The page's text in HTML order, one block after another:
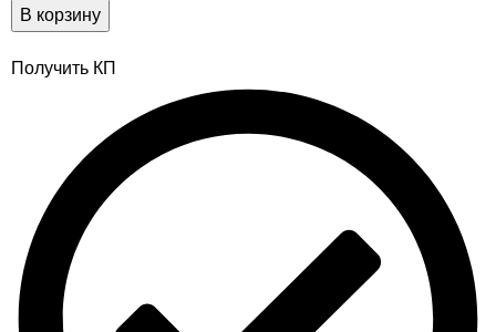
В корзину
Получить КП